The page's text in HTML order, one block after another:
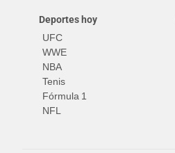
Deportes hoy
UFC
WWE
NBA
Tenis
Fórmula 1
NFL